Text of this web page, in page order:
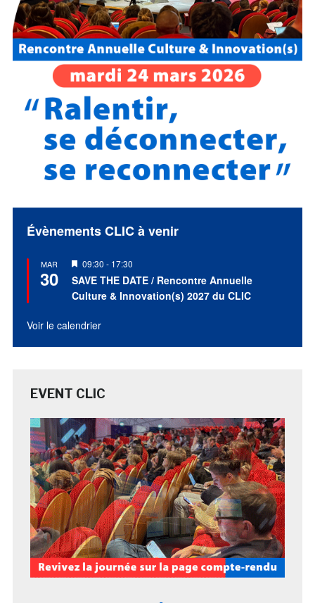
Évènements CLIC à venir
MAR
30
Mis
en
avant
09:30 - 17:30
SAVE THE DATE / Rencontre Annuelle
Culture & Innovation(s) 2027 du CLIC
Voir le calendrier
EVENT CLIC